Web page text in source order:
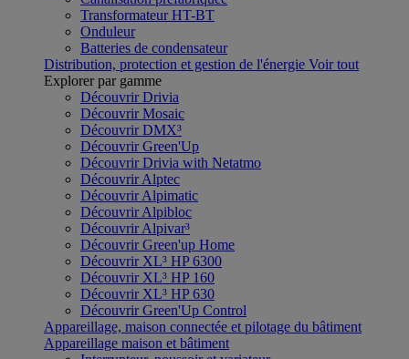
Transformateur HT-BT
Onduleur
Batteries de condensateur
Distribution, protection et gestion de l'énergie Voir tout
Explorer par gamme
Découvrir Drivia
Découvrir Mosaic
Découvrir DMX³
Découvrir Green'Up
Découvrir Drivia with Netatmo
Découvrir Alptec
Découvrir Alpimatic
Découvrir Alpibloc
Découvrir Alpivar³
Découvrir Green'up Home
Découvrir XL³ HP 6300
Découvrir XL³ HP 160
Découvrir XL³ HP 630
Découvrir Green'Up Control
Appareillage, maison connectée et pilotage du bâtiment
Appareillage maison et bâtiment